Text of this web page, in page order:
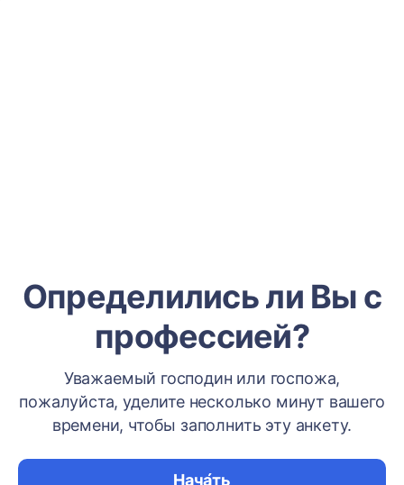
Определились ли Вы с
профессией?
Уважаемый господин или госпожа,
пожалуйста, уделите несколько минут вашего
времени, чтобы заполнить эту анкету.
Нача́ть